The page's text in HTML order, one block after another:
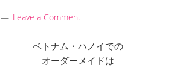
Leave a Comment
ベトナム・ハノイでの
オーダーメイドは